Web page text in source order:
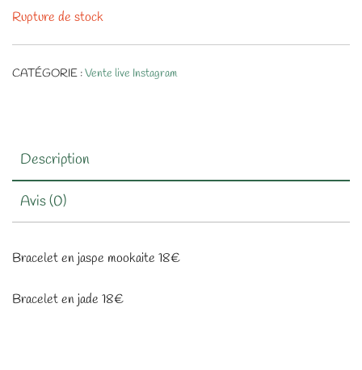
Rupture de stock
CATÉGORIE :Vente live Instagram
Description
Avis (0)
Bracelet en jaspe mookaite 18€
Bracelet en jade 18€